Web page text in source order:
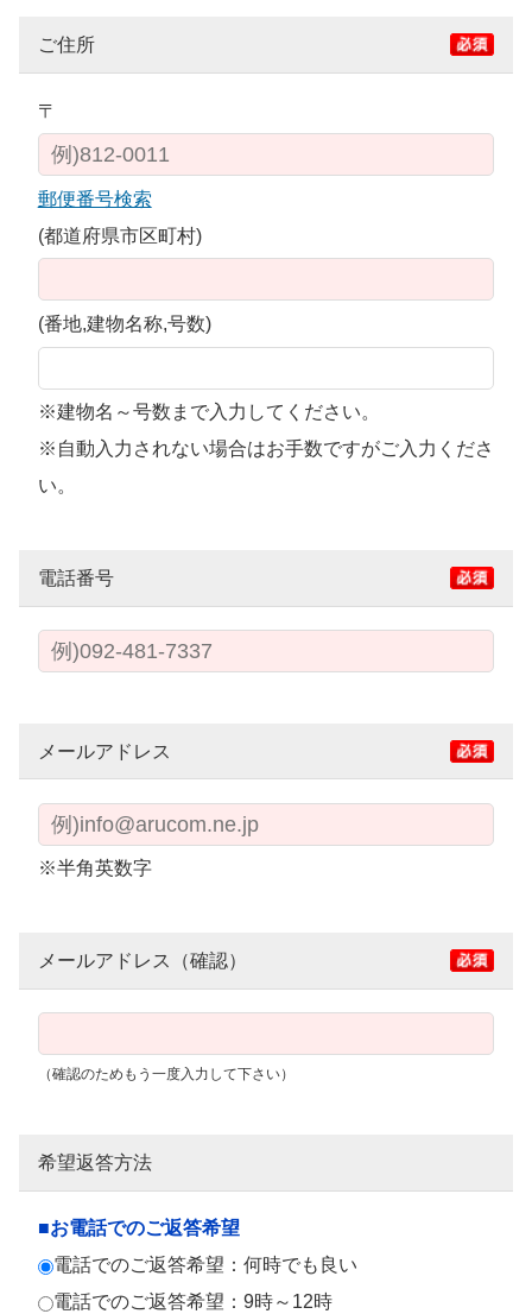
ご住所
〒
郵便番号検索
(都道府県市区町村)
(番地,建物名称,号数)
※建物名～号数まで入力してください。
※自動入力されない場合はお手数ですがご入力くださ
い。
電話番号
メールアドレス
※半角英数字
メールアドレス（確認）
（確認のためもう一度入力して下さい）
希望返答方法
■お電話でのご返答希望
電話でのご返答希望：何時でも良い
電話でのご返答希望：9時～12時